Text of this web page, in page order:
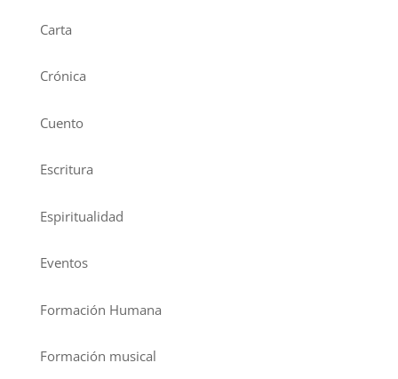
Carta
Crónica
Cuento
Escritura
Espiritualidad
Eventos
Formación Humana
Formación musical